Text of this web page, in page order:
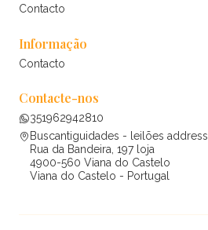
Contacto
Informação
Contacto
Contacte-nos
351962942810
Buscantiguidades - leilões address
Rua da Bandeira, 197 loja
4900-560 Viana do Castelo
Viana do Castelo - Portugal